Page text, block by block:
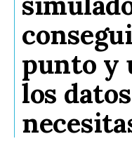
punto y
los